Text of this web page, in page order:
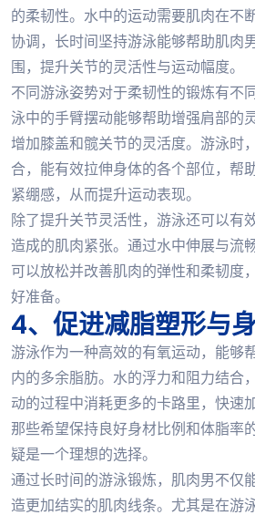
的柔韧性。水中的运动需要肌肉在不
协调，长时间坚持游泳能够帮助肌肉
围，提升关节的灵活性与运动幅度。
不同游泳姿势对于柔韧性的锻炼有不
泳中的手臂摆动能够帮助增强肩部的
增加膝盖和髋关节的灵活度。游泳时
合，能有效拉伸身体的各个部位，帮
紧绷感，从而提升运动表现。
除了提升关节灵活性，游泳还可以有
造成的肌肉紧张。通过水中伸展与流
可以放松并改善肌肉的弹性和柔韧度
好准备。
4、促进减脂塑形与
游泳作为一种高效的有氧运动，能够
内的多余脂肪。水的浮力和阻力结合
动的过程中消耗更多的卡路里，快速
那些希望保持良好身材比例和体脂率
疑是一个理想的选择。
通过长时间的游泳锻炼，肌肉男不仅
造更加结实的肌肉线条。尤其是在游